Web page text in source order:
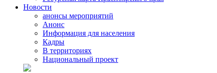
Новости
анонсы мероприятий
Анонс
Информация для населения
Кадры
В территориях
Национальный проект